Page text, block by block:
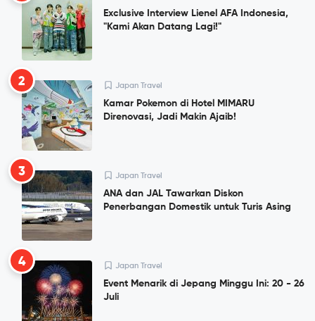
Exclusive Interview Lienel AFA Indonesia,
"Kami Akan Datang Lagi!"
2 Japan Travel
Kamar Pokemon di Hotel MIMARU
Direnovasi, Jadi Makin Ajaib!
3 Japan Travel
ANA dan JAL Tawarkan Diskon
Penerbangan Domestik untuk Turis Asing
4 Japan Travel
Event Menarik di Jepang Minggu Ini: 20 - 26
Juli